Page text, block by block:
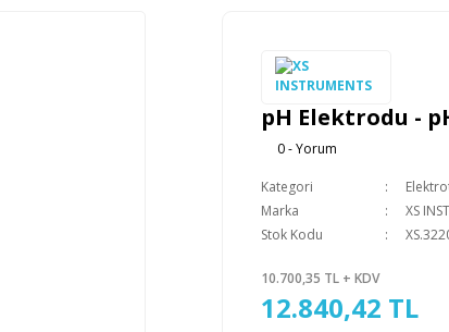
pH Elektrodu -
0 - Yorum
Kategori
Marka
XS
Stok Kodu
10.700,35 TL + KDV
12.840,42 TL